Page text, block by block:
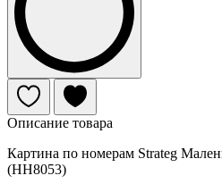
Описание товара
Картина по номерам Strateg
(HH8053)